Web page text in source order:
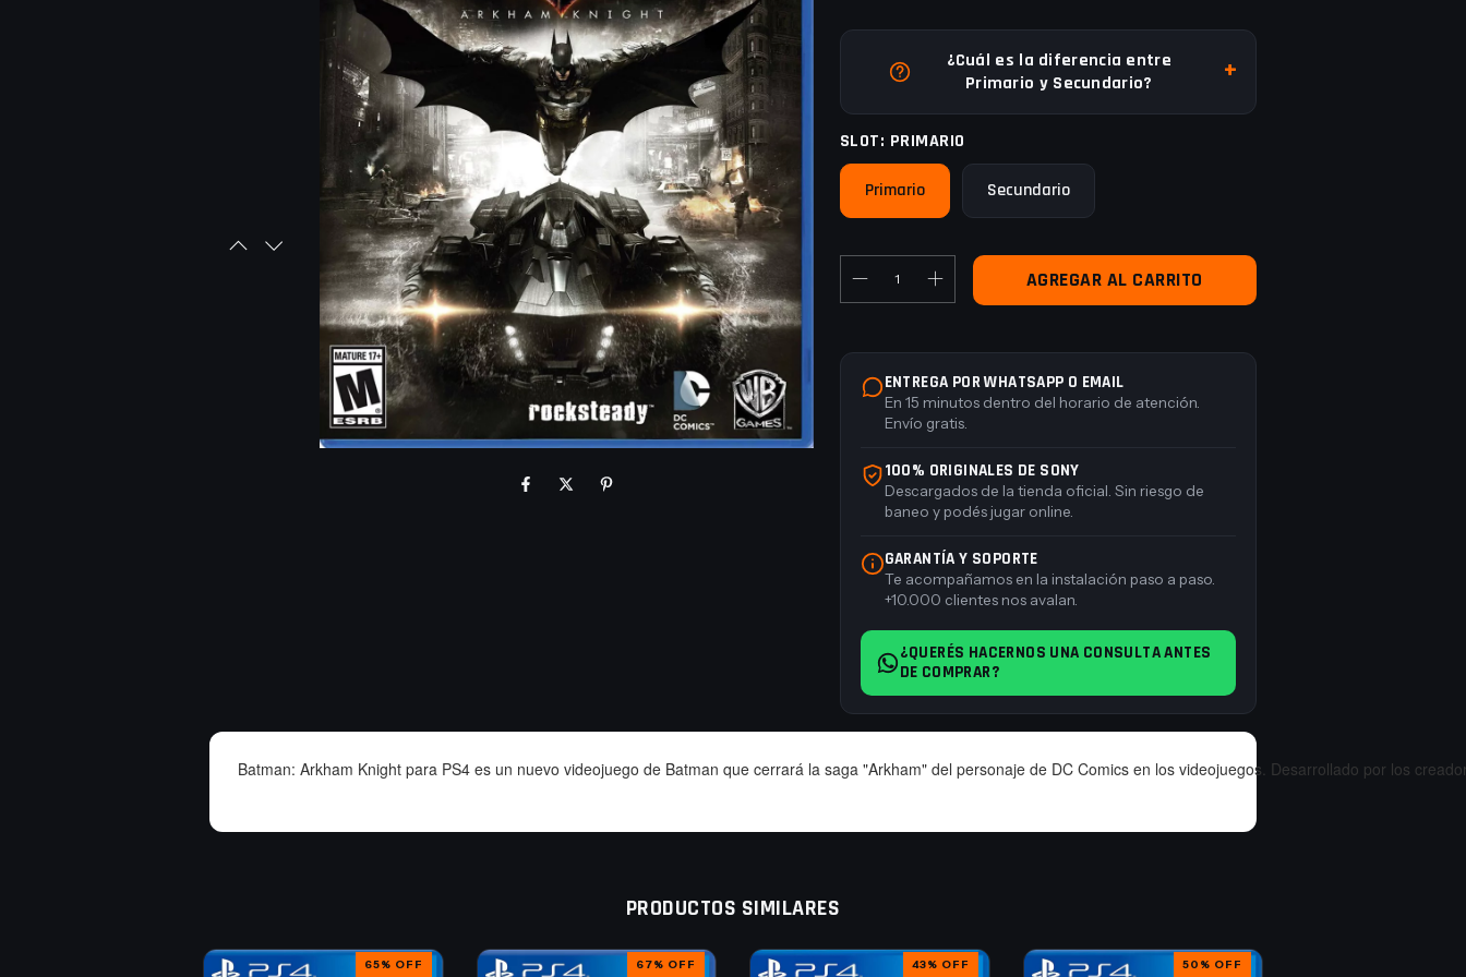
¿Cuál es la diferencia entre
Primario y Secundario?
SLOT: PRIMARIO
Primario Secundario
ENTREGA POR WHATSAPP O EMAIL
En 15 minutos dentro del horario de atención.
Envío gratis.
100% ORIGINALES DE SONY
Descargados de la tienda oficial. Sin riesgo de
baneo y podés jugar online.
GARANTÍA Y SOPORTE
Te acompañamos en la instalación paso a paso.
+10.000 clientes nos avalan.
¿QUERÉS HACERNOS UNA CONSULTA ANTES
DE COMPRAR?
Batman: Arkham Knight para PS4 es un nuevo videojuego de Batman que cerrará la saga "Arkham" del personaje de DC Comics en los videojuegos. Desarrollado por los
PRODUCTOS SIMILARES
65% OFF 67% OFF 43% OFF 50 % OFF